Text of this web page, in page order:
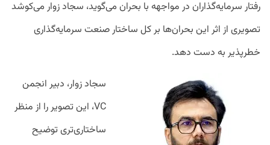
رفتار سرمایه‌گذاران در مواجهه با بحران می‌گوید، سجاد زوار می‌کوشد
تصویری از اثر این بحران‌ها بر کل ساختار صنعت سرمایه‌گذاری
خطرپذیر به دست دهد.
سجاد زوار، دبیر انجمن
VC، این تصویر را از منظر
ساختاری‌تری توضیح